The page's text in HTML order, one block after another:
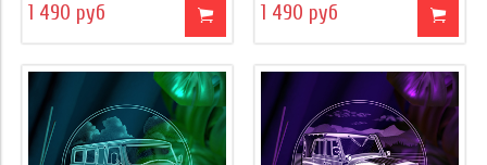
1 490 руб
1 490 руб